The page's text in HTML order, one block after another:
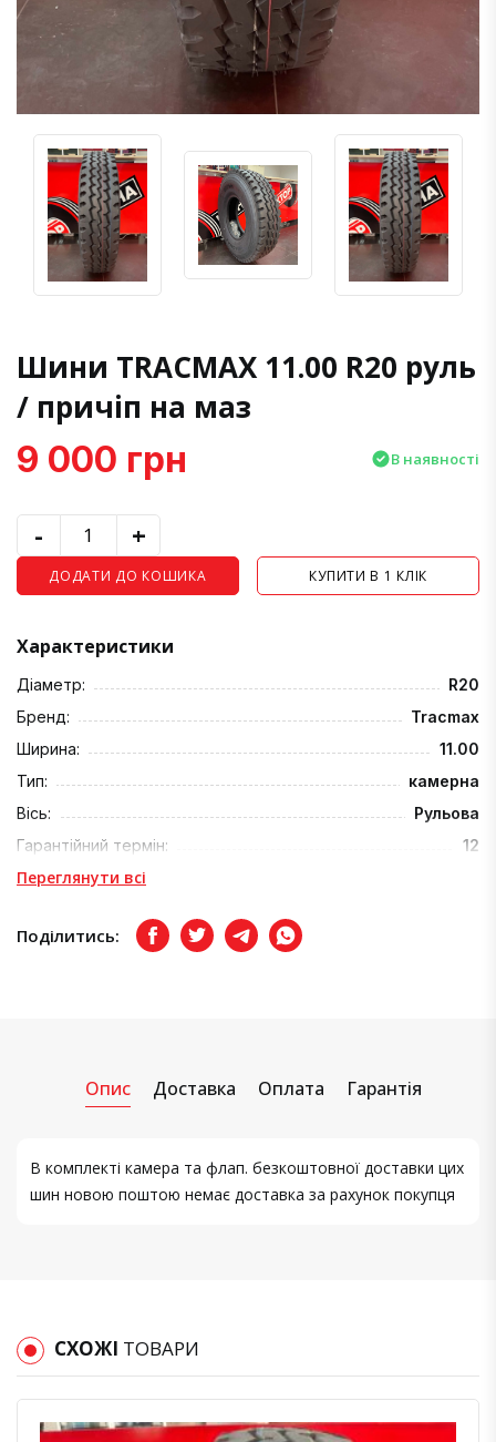
Шини TRACMAX 11.00 R20 руль
/ причіп на маз
9 000 грн В наявності
- +
ДОДАТИ ДО КОШИКА КУПИТИ В 1 КЛІК
Характеристики
Діаметр:
R20
Бренд:
Tracmax
Ширина:
11.00
Тип:
камерна
Вісь:
Рульова
Гарантійний термін:
12
Переглянути всі
Поділитись: FacebookTwitterTelegram
Viber
Опис Доставка Оплата Гарантія
В комплекті камера та флап. безкоштовної доставки цих
шин новою поштою немає доставка за рахунок покупця
СХОЖІ ТОВАРИ